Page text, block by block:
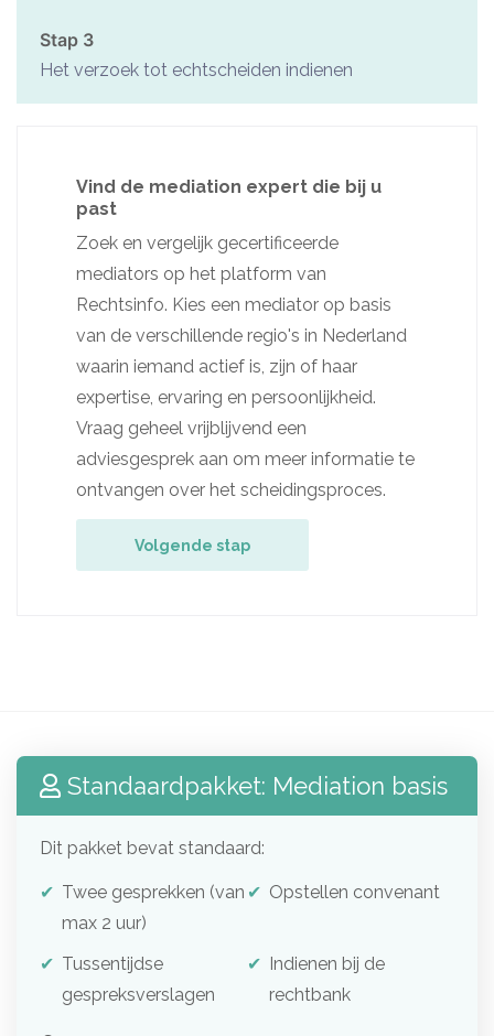
Stap 3
Het verzoek tot echtscheiden indienen
Vind de mediation expert die bij u
past
Zoek en vergelijk gecertificeerde
mediators op het platform van
Rechtsinfo. Kies een mediator op basis
van de verschillende regio's in Nederland
waarin iemand actief is, zijn of haar
expertise, ervaring en persoonlijkheid.
Vraag geheel vrijblijvend een
adviesgesprek aan om meer informatie te
ontvangen over het scheidingsproces.
Volgende stap
Standaardpakket: Mediation basis
Dit pakket bevat standaard:
Twee gesprekken (van
max 2 uur)
Opstellen convenant
Tussentijdse
gespreksverslagen
Indienen bij de
rechtbank